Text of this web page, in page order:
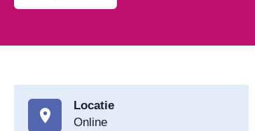
Locatie
Online